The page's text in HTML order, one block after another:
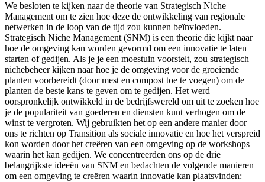
We besloten te kijken naar de theorie van Strategisch Niche
Management om te zien hoe deze de ontwikkeling van regionale
netwerken in de loop van de tijd zou kunnen beïnvloeden.
Strategisch Niche Management (SNM) is een theorie die kijkt naar
hoe de omgeving kan worden gevormd om een innovatie te laten
starten of gedijen. Als je je een moestuin voorstelt, zou strategisch
nichebeheer kijken naar hoe je de omgeving voor de groeiende
planten voorbereidt (door mest en compost toe te voegen) om de
planten de beste kans te geven om te gedijen. Het werd
oorspronkelijk ontwikkeld in de bedrijfswereld om uit te zoeken hoe
je de populariteit van goederen en diensten kunt verhogen om de
winst te vergroten. Wij gebruikten het op een andere manier door
ons te richten op Transition als sociale innovatie en hoe het verspreid
kon worden door het creëren van een omgeving op de workshops
waarin het kan gedijen. We concentreerden ons op de drie
belangrijkste ideeën van SNM en bedachten de volgende manieren
om een omgeving te creëren waarin innovatie kan plaatsvinden: